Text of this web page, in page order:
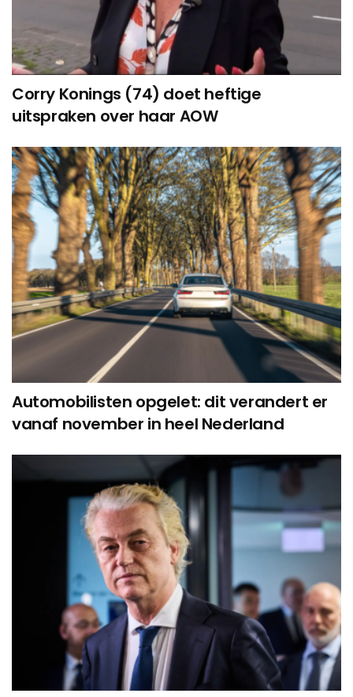
Corry Konings (74) doet heftige
uitspraken over haar AOW
Automobilisten opgelet: dit verandert er
vanaf november in heel Nederland